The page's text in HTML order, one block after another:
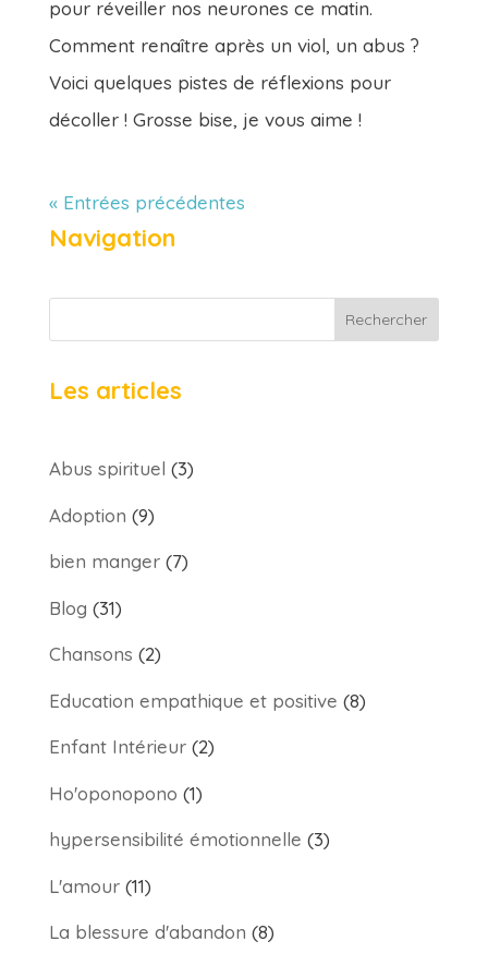
pour réveiller nos neurones ce matin.
Comment renaître après un viol, un abus ?
Voici quelques pistes de réflexions pour
décoller ! Grosse bise, je vous aime !
« Entrées précédentes
Navigation
Rechercher
Les articles
Abus spirituel (3)
Adoption (9)
bien manger(7)
Blog (31)
Chansons (2)
Education empathique et positive (8)
Enfant Intérieur(2)
Ho'oponopono (1)
hypersensibilité émotionnelle (3)
L'amour(11)
La blessure d'abandon (8)